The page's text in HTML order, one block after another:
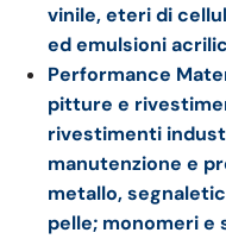
vinile, eteri di
ed emulsioni
Performance
pitture e
rivestimenti
manutenzione e
metallo,
pelle; monomeri e